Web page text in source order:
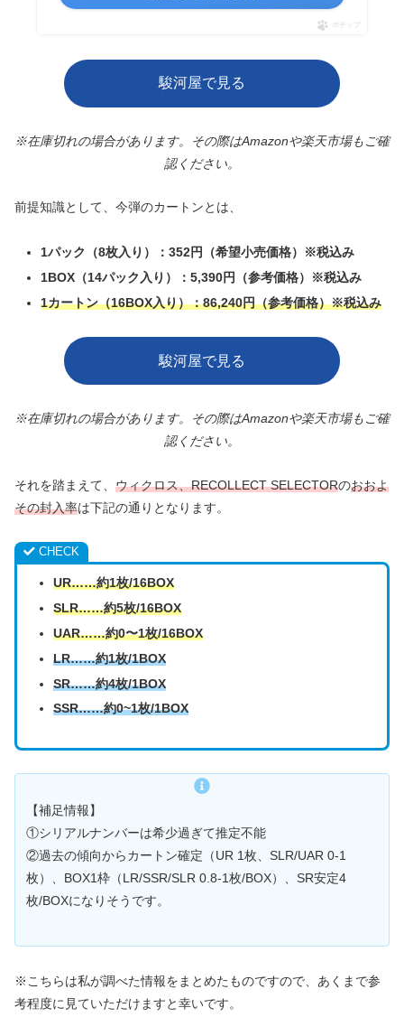
ポチップ
駿河屋で見る
※在庫切れの場合があります。その際はAmazonや楽天市場もご確
認ください。
前提知識として、今弾のカートンとは、
1パック（8枚入り）：352円（希望小売価格）※税込み
1BOX（14パック入り）：5,390円（参考価格）
※税込み
1カートン（16BOX入り）：86,240円（参考価格）※税込み
駿河屋で見る
※在庫切れの場合があります。その際はAmazonや楽天市場もご確
認ください。
それを踏まえて、 ウィクロス、RECOLLECT SELECTORのおおよ
その封入率は下記の通りとなります。
CHECK
UR……約1枚/16BOX
SLR……約5枚/16BOX
UAR……約0〜1枚/16BOX
LR……約1枚/1BOX
SR……約4枚/1BOX
SSR……約0~1枚/1BOX
【補足情報】
①シリアルナンバーは希少過ぎて推定不能
②過去の傾向からカートン確定（UR 1枚、SLR/UAR 0-1
枚）、BOX1枠（LR/SSR/SLR 0.8-1枚/BOX）、SR安定4
枚/BOXになりそうです。
※こちらは私が調べた情報をまとめたものですので、あくまで参
考程度に見ていただけますと幸いです。